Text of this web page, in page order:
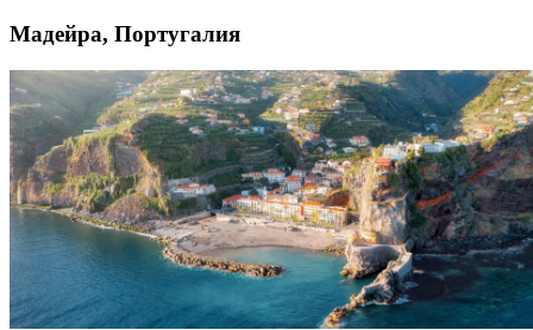
Мадейра, Португалия